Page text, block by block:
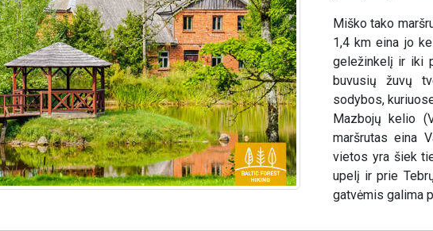
Miško tako
1,4 km eina jo
geležinkelį ir iki
buvusių žuvų
sodybos,
Mazbojų kelio
maršrutas eina
vietos yra šiek
upelį ir prie
gatvėmis galima